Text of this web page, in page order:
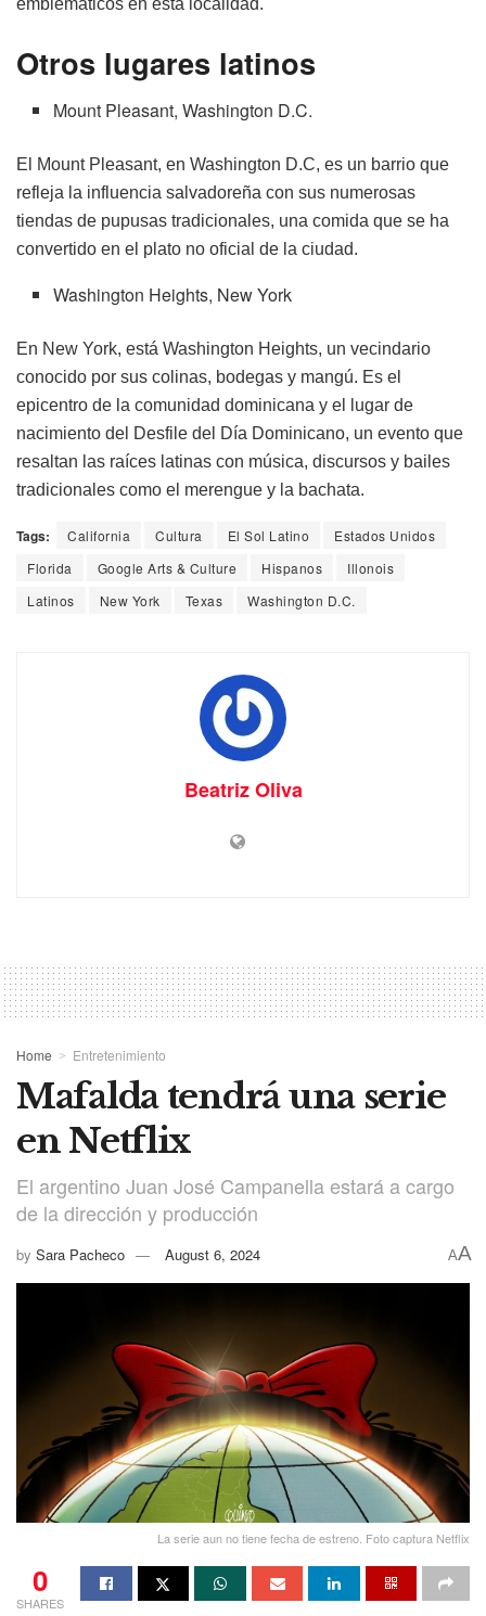
emblemáticos en esta localidad.
Otros lugares latinos
Mount Pleasant, Washington D.C.
El Mount Pleasant, en Washington D.C, es un barrio que
refleja la influencia salvadoreña con sus numerosas
tiendas de pupusas tradicionales, una comida que se ha
convertido en el plato no oficial de la ciudad.
Washington Heights, New York
En New York, está Washington Heights, un vecindario
conocido por sus colinas, bodegas y mangú. Es el
epicentro de la comunidad dominicana y el lugar de
nacimiento del Desfile del Día Dominicano, un evento que
resaltan las raíces latinas con música, discursos y bailes
tradicionales como el merengue y la bachata.
Tags: California Cultura El Sol Latino
Estados Unidos
Florida
Google Arts & Culture Hispanos
Illonois
Latinos
New York Texas Washington D.C.
Beatriz Oliva
Home Entretenimiento
Mafalda tendrá una serie
en Netflix
El argentino Juan José Campanella estará a cargo
de la dirección y producción
by Sara Pacheco August 6, 2024 AA
La serie aun no tiene fecha de estreno. Foto captura Netflix
0
SHARES